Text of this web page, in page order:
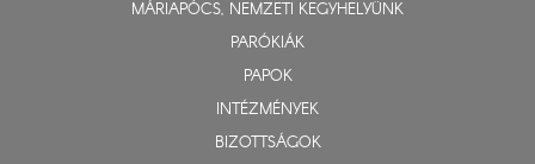
MÁRIAPÓCS, NEMZETI KEGYHELYÜNK
PARÓKIÁK
PAPOK
INTÉZMÉNYEK
BIZOTTSÁGOK